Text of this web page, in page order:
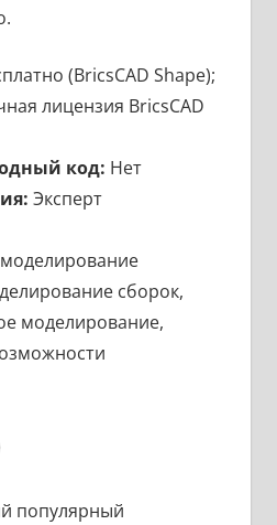
(BricsCAD Shape);
лицензия BricsCAD
код: Нет
Эксперт
моделирование
сборок,
моделирование,
популярный